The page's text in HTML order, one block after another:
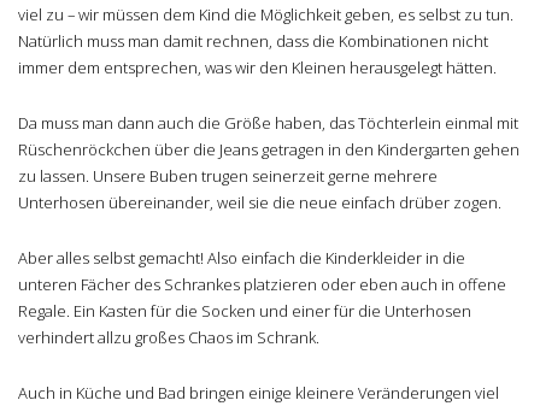
viel zu – wir müssen dem Kind die Möglichkeit geben, es selbst zu tun.
Natürlich muss man damit rechnen, dass die Kombinationen nicht
immer dem entsprechen, was wir den Kleinen herausgelegt hätten.
Da muss man dann auch die Größe haben, das Töchterlein einmal mit
Rüschenröckchen über die Jeans getragen in den Kindergarten gehen
zu lassen. Unsere Buben trugen seinerzeit gerne mehrere
Unterhosen übereinander, weil sie die neue einfach drüber zogen.
Aber alles selbst gemacht! Also einfach die Kinderkleider in die
unteren Fächer des Schrankes platzieren oder eben auch in offene
Regale. Ein Kasten für die Socken und einer für die Unterhosen
verhindert allzu großes Chaos im Schrank.
Auch in Küche und Bad bringen einige kleinere Veränderungen viel